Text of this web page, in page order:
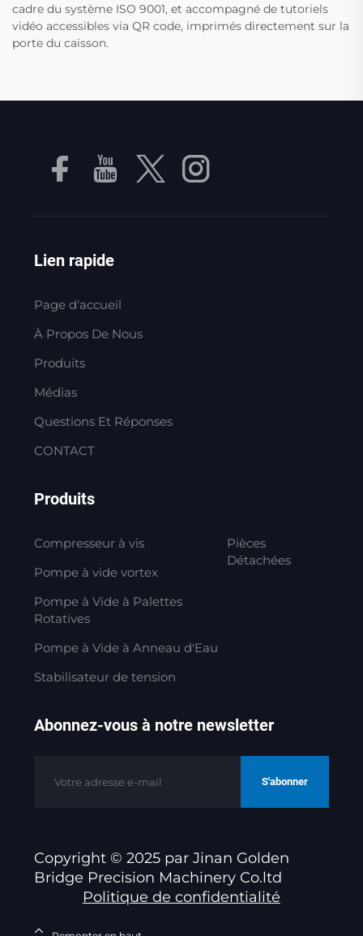
cadre du système ISO 9001, et accompagné de tutoriels
vidéo accessibles via QR code, imprimés directement sur la
porte du caisson.
Lien rapide
Page d'accueil
À Propos De Nous
Produits
Médias
Questions Et Réponses
CONTACT
Produits
Compresseur à vis
Pompe à vide vortex
Pompe à Vide à Palettes
Rotatives
Pompe à Vide à Anneau d'Eau
Stabilisateur de tension
Pièces
Détachées
Abonnez-vous à notre newsletter
S'abonner
Copyright © 2025 par Jinan Golden
Bridge Precision Machinery Co.ltd
Politique de confidentialité